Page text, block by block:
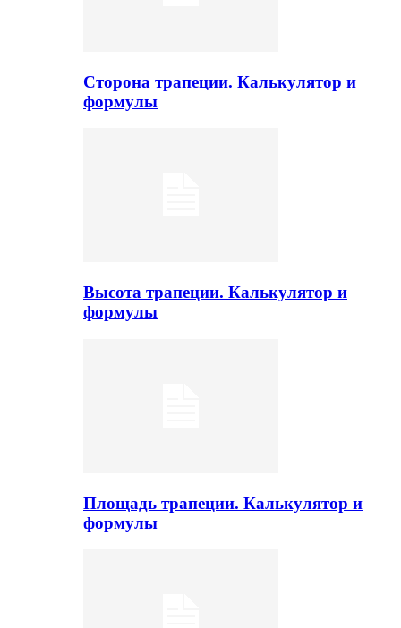
Сторона трапеции. Калькулятор и
формулы
Высота трапеции. Калькулятор и
формулы
Площадь трапеции. Калькулятор и
формулы